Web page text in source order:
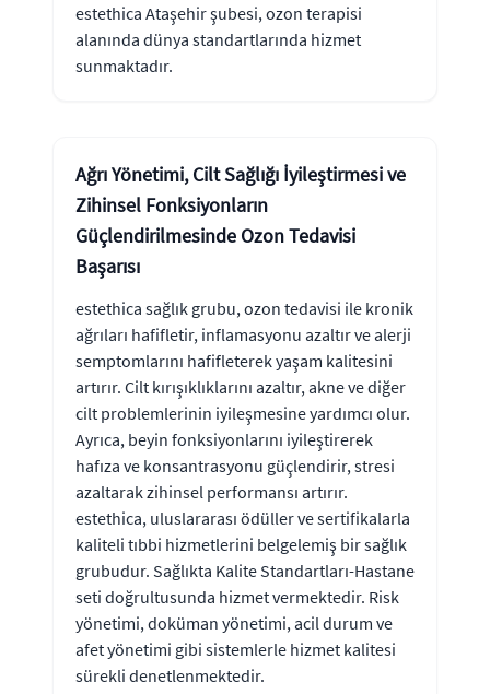
estethica Ataşehir şubesi, ozon terapisi
alanında dünya standartlarında hizmet
sunmaktadır.
Ağrı Yönetimi, Cilt Sağlığı İyileştirmesi ve
Zihinsel Fonksiyonların
Güçlendirilmesinde Ozon Tedavisi
Başarısı
estethica sağlık grubu, ozon tedavisi ile kronik
ağrıları hafifletir, inflamasyonu azaltır ve alerji
semptomlarını hafifleterek yaşam kalitesini
artırır. Cilt kırışıklıklarını azaltır, akne ve diğer
cilt problemlerinin iyileşmesine yardımcı olur.
Ayrıca, beyin fonksiyonlarını iyileştirerek
hafıza ve konsantrasyonu güçlendirir, stresi
azaltarak zihinsel performansı artırır.
estethica, uluslararası ödüller ve sertifikalarla
kaliteli tıbbi hizmetlerini belgelemiş bir sağlık
grubudur. Sağlıkta Kalite Standartları-Hastane
seti doğrultusunda hizmet vermektedir. Risk
yönetimi, doküman yönetimi, acil durum ve
afet yönetimi gibi sistemlerle hizmet kalitesi
sürekli denetlenmektedir.